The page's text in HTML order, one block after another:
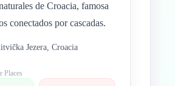
de Croacia, famosa
conectados por cascadas.
Jezera, Croacia
Places